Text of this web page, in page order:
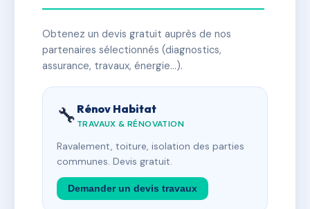
Obtenez un devis gratuit auprès de nos
partenaires sélectionnés (diagnostics,
assurance, travaux, énergie…).
🔧 Rénov Habitat
TRAVAUX & RÉNOVATION
Ravalement, toiture, isolation des parties
communes. Devis gratuit.
Demander un devis travaux